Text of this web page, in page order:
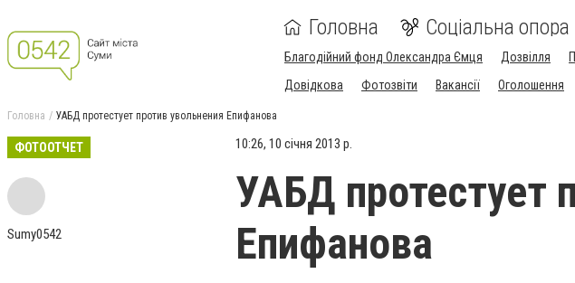
Головна Соціальна
Благодійний фонд Олександра Ємця Дозвілля
Довідкова
Фотозвіти Вакансії Оголошення
Головна УАБД протестует против увольнения Епифанова
ФОТООТЧЕТ
Sumy0542
10:26, 10 січня 2013 р.
УАБД протестует
Епифанова